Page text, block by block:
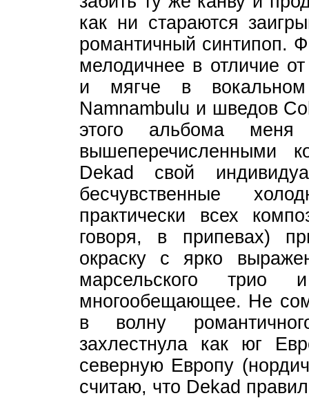
как ни стараются
романтичный синтипоп.
мелодичнее в отличие
и мягче в
Namnambulu и шведов
этого альбома меня
вышеперечисленными
Dekad свой
бесчувственные
практически всех
говоря, в припевах)
окраску с ярко
марсельского трио
многообещающее. Не
в волну
захлестнула как юг
северную Европу
считаю, что Dekad